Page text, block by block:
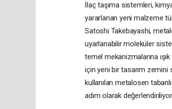
İlaç taşıma sistemleri,
yararlanan yeni malzeme
Satoshi Takebayashi,
uyarlanabilir moleküler
temel mekanizmalarına
için yeni bir tasarım zemini
kullanılan metalosen
adım olarak